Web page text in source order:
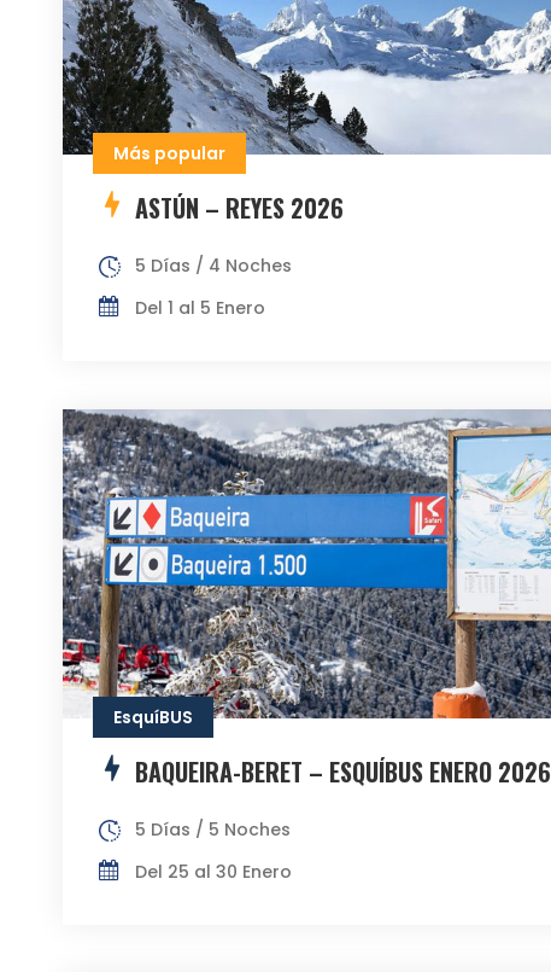
Más popular
ASTÚN – REYES 2026
5 Días / 4 Noches
Del 1 al 5 Enero
EsquíBUS
BAQUEIRA-BERET – ESQUÍBUS ENERO 2026
5 Días / 5 Noches
Del 25 al 30 Enero